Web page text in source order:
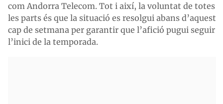
com Andorra Telecom. Tot i així, la voluntat de totes
les parts és que la situació es resolgui abans d’aquest
cap de setmana per garantir que l’afició pugui seguir
l’inici de la temporada.